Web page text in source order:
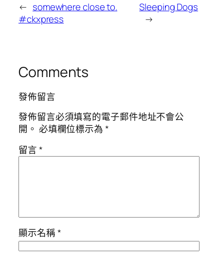
← somewhere close to.
#ckxpress
Sleeping Dogs
→
Comments
發佈留言
發佈留言必須填寫的電子郵件地址不會公
開。 必填欄位標示為*
留言*
顯示名稱*